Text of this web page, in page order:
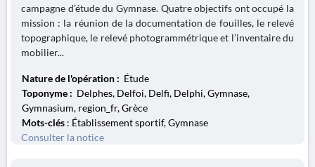
campagne d’étude du Gymnase. Quatre objectifs ont occupé la
mission : la réunion de la documentation de fouilles, le relevé
topographique, le relevé photogrammétrique et l’inventaire du
mobilier...
Nature de l'opération : Étude
Toponyme : Delphes, Delfoi, Delfi, Delphi, Gymnase,
Gymnasium, region_fr, Grèce
Mots-clés : Établissement sportif, Gymnase
Consulter la notice